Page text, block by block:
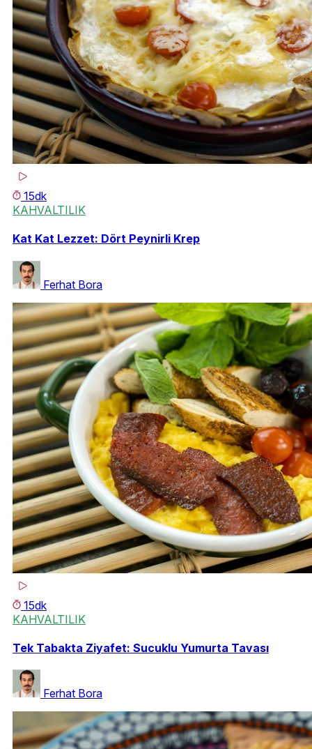
15dk
KAHVALTILIK
Kat Kat Lezzet: Dört Peynirli Krep
Ferhat Bora
15dk
KAHVALTILIK
Tek Tabakta Ziyafet: Sucuklu Yumurta Tavası
Ferhat Bora